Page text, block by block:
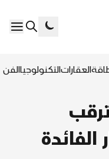
العقاراتالتكنولوجياالفن